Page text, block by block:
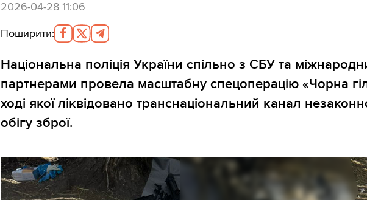
2026-04-28 11:06
Поширити:
Національна поліція України спільно з СБУ та
партнерами провела масштабну спецоперацію «Чорна
ході якої ліквідовано транснаціональний канал
обігу зброї.